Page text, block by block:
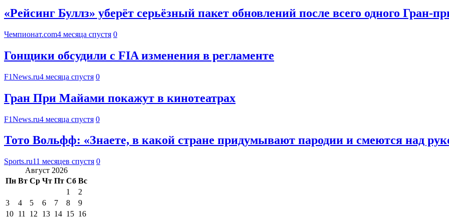
«Рейсинг Буллз» уберёт серьёзный пакет обновлений после всего одного Гран-
Чемпионат.com4 месяца спустя 0
Гонщики обсудили с FIA изменения в регламенте
F1News.ru4 месяца спустя 0
Гран При Майами покажут в кинотеатрах
F1News.ru4 месяца спустя 0
Тото Вольфф: «Знаете, в какой стране придумывают пародии и смеются над
Sports.ru11 месяцев спустя 0
Август 2026
Пн Вт Ср Чт Пт Сб Вс
1
2
3
4 5 6 7 8
9
10 11 12 13 14 15 16